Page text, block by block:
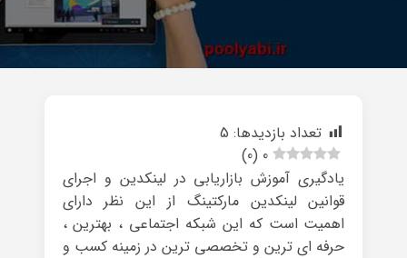
تعداد بازدیدها: 5
0
(
0
)
یادگیری آموزش بازاریابی در لینکدین و اجرای
قوانین لینکدین مارکتینگ از این نظر دارای
اهمیت است که این شبکه اجتماعی ، بهترین ،
حرفه ای ترین و تخصصی ترین در زمینه کسب و